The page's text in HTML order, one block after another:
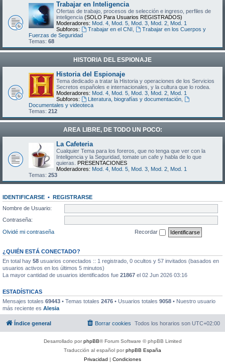
Trabajar en Inteligencia
Ofertas de trabajo, procesos de selección e ingreso, perfiles de
inteligencia (SOLO Para Usuarios REGISTRADOS)
Moderadores: Mod. 4 Mod. 5 Mod. 3 Mod. 2 Mod. 1
Subforos:
Trabajar en el CNI
Trabajar en los Cuerpos y
Fuerzas de Seguridad
Temas: 68
HISTORIA DEL ESPIONAJE
Historia del Espionaje
Tema dedicado a tratar la Historia y operaciones de los Servicios
Secretos españoles e internacionales, y la cultura que lo rodea.
Moderadores: Mod. 4 Mod. 5 Mod. 3 Mod. 2 Mod. 1
Subforos:
Literatura, biografías y documentación,
Documentales y videoteca
Temas: 212
AREA LIBRE, DE TODO UN POCO:
La Cafeteria
Cualquier Tema para los foreros, que no tenga que ver con la
Inteligencia y la Seguridad, tomate un cafe y habla de lo que
quieras. PRESENTACIONES
Moderadores: Mod. 4 Mod. 5 Mod. 3 Mod. 2 Mod. 1
Temas: 253
IDENTIFICARSE • REGISTRARSE
Nombre de Usuario:
Contraseña:
Olvidé mi contraseña
Recordar
¿QUIÉN ESTÁ CONECTADO?
En total hay 58 usuarios conectados :: 1 registrado, 0 ocultos y 57 invitados (basados en
usuarios activos en los últimos 5 minutos)
La mayor cantidad de usuarios identificados fue 21867 el 02 Jun 2026 03:16
ESTADÍSTICAS
Mensajes totales 69443 • Temas totales 2476 • Usuarios totales 9058 • Nuestro usuario
más reciente es Alesia
Índice general Todos los horarios son UTC+02:00
Borrar cookies
Desarrollado porphpBB® Forum Software © phpBB Limited
Traducción al español porphpBB España
Privacidad | Condiciones